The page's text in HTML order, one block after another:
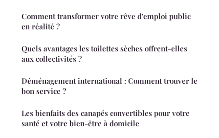
Comment transformer votre rêve d'emploi public
en réalité ?
Quels avantages les toilettes sèches offrent-elles
aux collectivités ?
Déménagement international : Comment trouver le
bon service ?
Les bienfaits des canapés convertibles pour votre
santé et votre bien-être à domicile